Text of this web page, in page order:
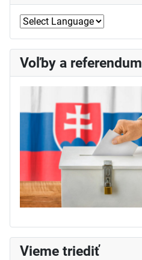
Voľby a referendum
Vieme triediť